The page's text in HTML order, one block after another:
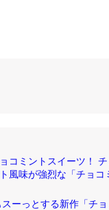
コミントスイーツ！
風味が強烈な「チョ
ーっとする新作「チ